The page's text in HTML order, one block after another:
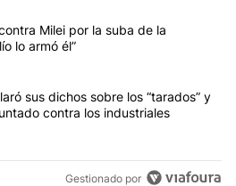
con más comentarios en los
el título "Kicillof apuntó contra Milei
Milei por la suba de la
lo armó él”
el título "Luis Caputo aclaró sus
sus dichos sobre los “tarados” y
contra los industriales
Gestionado por